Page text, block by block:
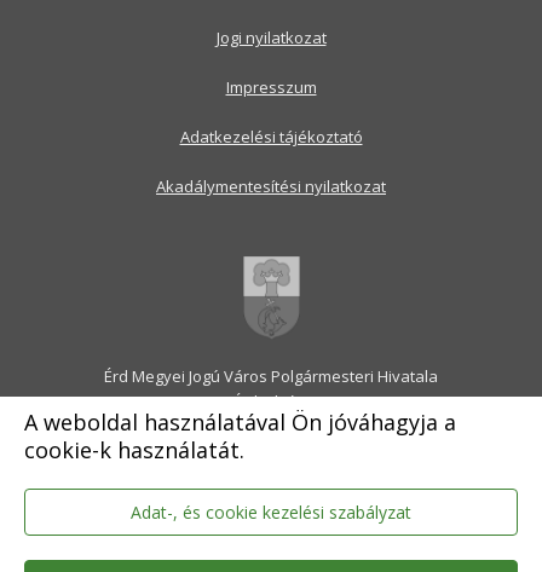
A weboldal használatával Ön jóváhagyja a
cookie-k használatát.
Adat-, és cookie kezelési szabályzat
Érd Megyei Jogú Város Polgármesteri Hivatala
2030 Érd, Alsó utca 1.
Levélcím: 2031 Érd, Pf.: 31
E-mail:onkormanyzat@erd.hu
Telefonközpont:06-23-522-300
Ügyfélszolgálat:06-23-522-301
Hivatali Kapu: ERDPH
KRID szám: 707189964
Jogi nyilatkozat
Impresszum
Adatkezelési tájékoztató
Akadálymentesítési nyilatkozat